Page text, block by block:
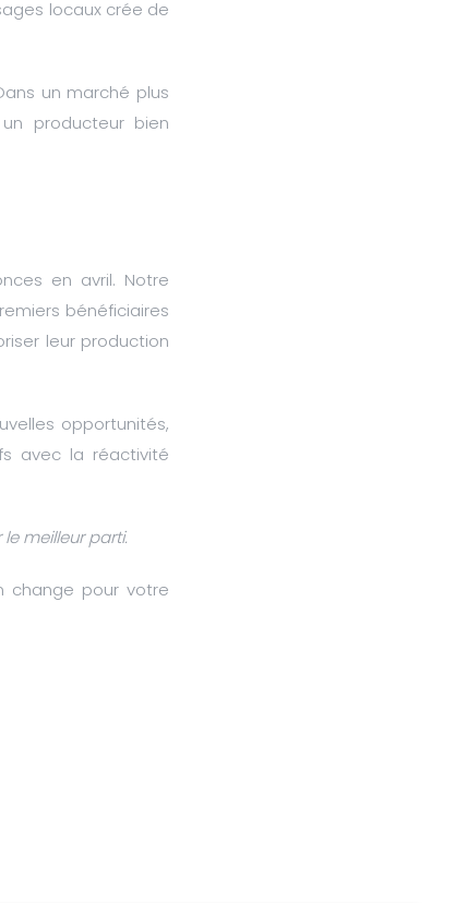
locaux crée de
un marché plus
producteur bien
en avril. Notre
bénéficiaires
leur production
opportunités,
avec la réactivité
meilleur parti.
change pour votre